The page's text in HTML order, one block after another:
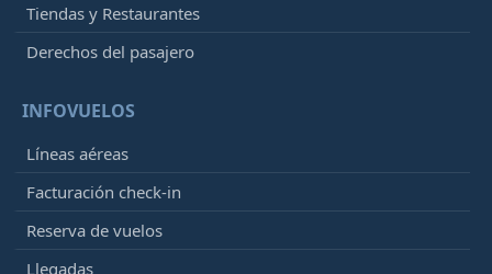
Tiendas y Restaurantes
Derechos del pasajero
INFOVUELOS
Líneas aéreas
Facturación check-in
Reserva de vuelos
Llegadas